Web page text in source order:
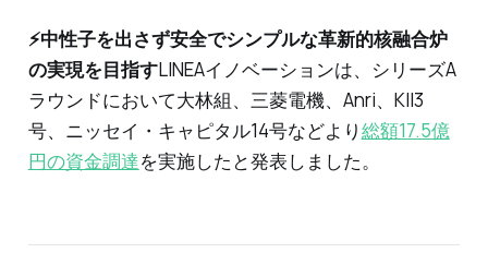
⚡️中性子を出さず安全でシンプルな革新的核融合炉
の実現を目指すLINEAイノベーションは、シリーズA
ラウンドにおいて大林組、三菱電機、Anri、KII3
号、ニッセイ・キャピタル14号などより総額17.5億
円の資金調達を実施したと発表しました。